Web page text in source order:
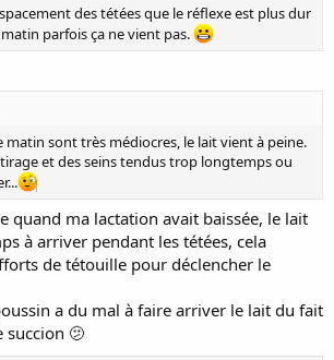
des tétées que le réflexe est plus dur
parfois ça ne vient pas.
matin sont très médiocres, le lait vient à peine.
et des seins tendus trop longtemps ou
quand ma lactation avait baissée, le lait
à arriver pendant les tétées, cela
de tétouille pour déclencher le
a du mal à faire arriver le lait du fait
succion 🫤